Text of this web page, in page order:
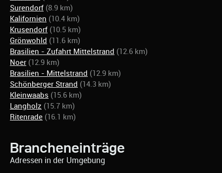
Surendorf (8.9 km)
Kalifornien (10.4 km)
Krusendorf (10.5 km)
Grönwohld (11.6 km)
Brasilien - Zufahrt Mittelstrand (12.6 km)
Noer (12.9 km)
Brasilien - Mittelstrand (12.9 km)
Schönberger Strand (14.3 km)
Kleinwaabs (15.6 km)
Langholz (15.7 km)
Ritenrade (16.1 km)
Brancheneinträge
Adressen in der Umgebung